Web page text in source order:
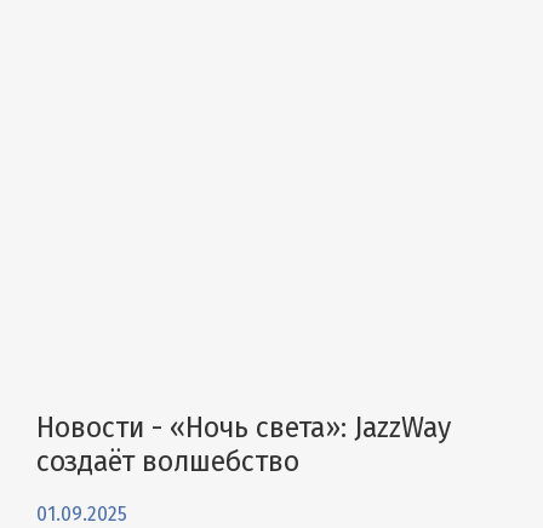
Новости - «Ночь света»: JazzWay
создаёт волшебство
01.09.2025